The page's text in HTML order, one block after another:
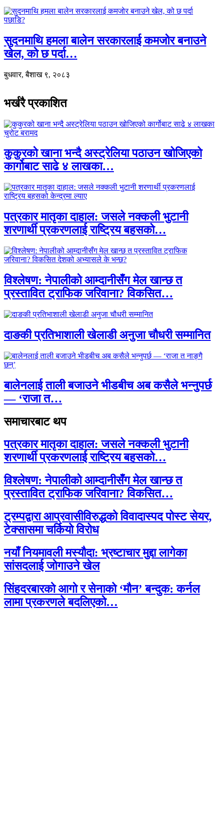
सुदनमाथि हमला बालेन सरकारलाई कमजोर बनाउने
खेल, को छ पर्दा…
बुधवार, बैशाख ९, २०८३
भर्खरै प्रकाशित
कुकुरको खाना भन्दै अस्ट्रेलिया पठाउन खोजिएको
कार्गोबाट साढे ४ लाखका…
पत्रकार मातृका दाहाल: जसले नक्कली भुटानी
शरणार्थी प्रकरणलाई राष्ट्रिय बहसको…
विश्लेषण: नेपालीको आम्दानीसँग मेल खान्छ त
प्रस्तावित ट्राफिक जरिवाना? विकसित…
दाङकी प्रतिभाशाली खेलाडी अनुजा चौधरी सम्मानित
बालेनलाई ताली बजाउने भीडबीच अब कसैले भन्नुपर्छ
— ‘राजा त…
समाचारबाट थप
पत्रकार मातृका दाहाल: जसले नक्कली भुटानी
शरणार्थी प्रकरणलाई राष्ट्रिय बहसको…
विश्लेषण: नेपालीको आम्दानीसँग मेल खान्छ त
प्रस्तावित ट्राफिक जरिवाना? विकसित…
ट्रम्पद्वारा आप्रवासीविरुद्धको विवादास्पद पोस्ट सेयर,
टेक्सासमा चर्कियो विरोध
नयाँ नियमावली मस्यौदा: भ्रष्टाचार मुद्दा लागेका
सांसदलाई जोगाउने खेल
सिंहदरबारको आगो र सेनाको ‘मौन’ बन्दुक: कर्नल
लामा प्रकरणले बदलिएको…